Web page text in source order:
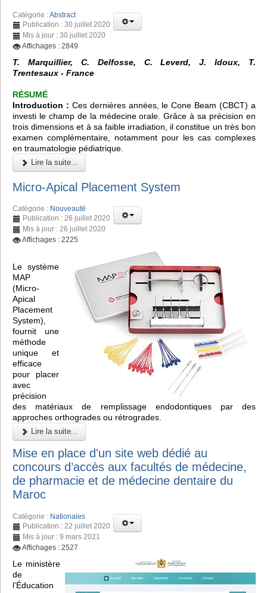
Catégorie :Abstract
Publication : 30 juillet 2020
Mis à jour : 30 juillet 2020
Affichages : 2849
T. Marquillier, C. Delfosse, C. Leverd, J. Idoux, T.
Trentesaux - France
RÉSUMÉ
Introduction : Ces dernières années, leCone Beam (CBCT)a
investi le champ de la médecine orale. Grâce à sa précision en
trois dimensions et à sa faible irradiation, il constitue un très bon
examen complémentaire, notamment pour les cas complexes
en traumatologie pédiatrique.
Lire la suite...
Micro-Apical Placement System
Catégorie : Nouveauté
Publication : 26 juillet 2020
Mis à jour : 26 juillet 2020
Affichages : 2225
Le système
MAP
(Micro-
Apical
Placement
System),
fournit une
méthode
unique et
efficace
pour placer
avec
précision
des matériaux de remplissage endodontiques par des
approches orthogrades ou rétrogrades.
Lire la suite...
Mise en place d'un site web dédié au
concours d’accès aux facultés de médecine,
de pharmacie et de médecine dentaire du
Maroc
Catégorie : Nationales
Publication : 22 juillet 2020
Mis à jour : 9 mars 2021
Affichages : 2527
Le ministère
de
l’Éducation